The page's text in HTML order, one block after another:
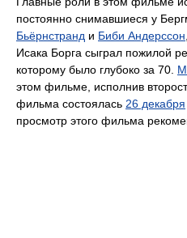
постоянно снимавшиеся у
Бьёрнстранд и Биби Андерссон
Исака Борга сыграл пожилой
которому было глубоко за 70.
этом фильме, исполнив
фильма состоялась 26 декабря
просмотр этого фильма